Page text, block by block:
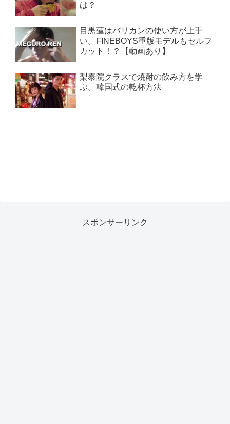
は？
目黒蓮はバリカンの使い方が上手
い。FINEBOYS重版モデルもセルフ
カット！？【動画あり】
梨泰院クラスで焼酎の飲み方を学
ぶ。韓国式の乾杯方法
スポンサーリンク